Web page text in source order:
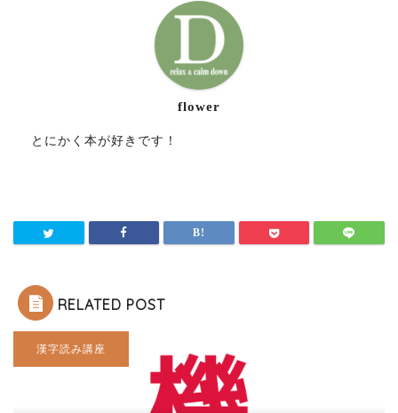
flower
とにかく本が好きです！
RELATED POST
漢字読み講座